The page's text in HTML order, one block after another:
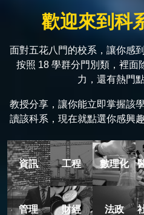
歡迎來到科
面對五花八門的校系，讓你感
按照 18 學群分門別類，裡面
力，還有熱門
教授分享，讓你能立即掌握該
讀該科系，現在就點選你感興
資訊 工程 數理化
管理 財經 法政